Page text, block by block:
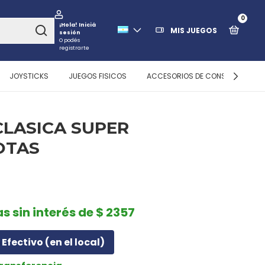
¡Hola! Iniciá
sesión
O podés
registrarte
MIS JUEGOS
0
JOYSTICKS JUEGOS FISICOS ACCESORIOS DE CONSOLAS
SUPER
sin interés de $ 2357
Efectivo (en el local)